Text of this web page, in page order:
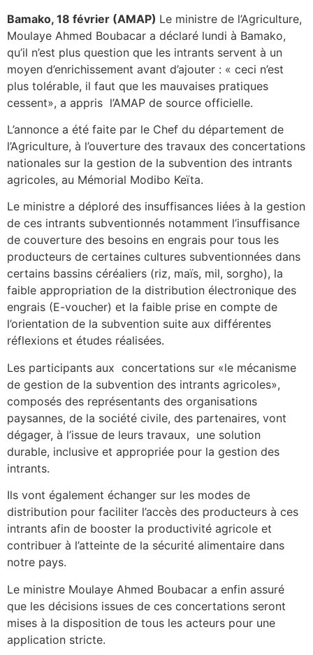
Bamako, 18 février (AMAP) Le ministre de l’Agriculture,
Moulaye Ahmed Boubacar a déclaré lundi à Bamako,
qu’il n’est plus question que les intrants servent à un
moyen d’enrichissement avant d’ajouter : « ceci n’est
plus tolérable, il faut que les mauvaises pratiques
cessent», a appris l’AMAP de source officielle.
L’annonce a été faite par le Chef du département de
l’Agriculture, à l’ouverture des travaux des concertations
nationales sur la gestion de la subvention des intrants
agricoles, au Mémorial Modibo Keïta.
Le ministre a déploré des insuffisances liées à la gestion
de ces intrants subventionnés notamment l’insuffisance
de couverture des besoins en engrais pour tous les
producteurs de certaines cultures subventionnées dans
certains bassins céréaliers (riz, maïs, mil, sorgho), la
faible appropriation de la distribution électronique des
engrais (E-voucher) et la faible prise en compte de
l’orientation de la subvention suite aux différentes
réflexions et études réalisées.
Les participants aux concertations sur «le mécanisme
de gestion de la subvention des intrants agricoles»,
composés des représentants des organisations
paysannes, de la société civile, des partenaires, vont
dégager, à l’issue de leurs travaux, une solution
durable, inclusive et appropriée pour la gestion des
intrants.
Ils vont également échanger sur les modes de
distribution pour faciliter l’accès des producteurs à ces
intrants afin de booster la productivité agricole et
contribuer à l’atteinte de la sécurité alimentaire dans
notre pays.
Le ministre Moulaye Ahmed Boubacar a enfin assuré
que les décisions issues de ces concertations seront
mises à la disposition de tous les acteurs pour une
application stricte.